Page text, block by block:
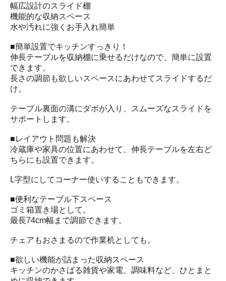
幅広設計のスライド棚
機能的な収納スペース
水や汚れに強くお手入れ簡単
■簡単設置でキッチンすっきり！
伸長テーブルを収納棚に乗せるだけなので、簡単に設置
できます。
長さの調節も欲しいスペースにあわせてスライドするだ
け。
テーブル裏面の溝にダボが入り、スムーズなスライドを
サポートします。
■レイアウト問題も解決
冷蔵庫や家具の位置にあわせて、伸長テーブルを左右ど
ちらにも設置できます。
L字型にしてコーナー使いすることもできます。
■便利なテーブル下スペース
ゴミ箱置き場として。
最長74cm幅まで調節できます。
チェアもおさまるので作業机としても。
■欲しい機能が詰まった収納スペース
キッチンのかさばる雑貨や家電、調味料など、ひとまと